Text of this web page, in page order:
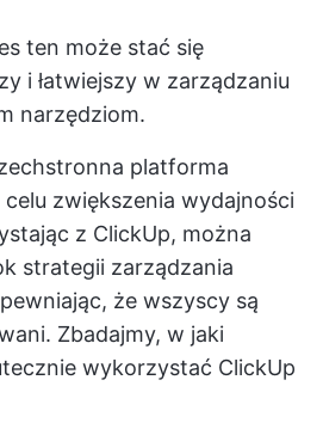
ten może stać się
i łatwiejszy w zarządzaniu
narzędziom.
platforma
zwiększenia wydajności
z ClickUp, można
strategii zarządzania
że wszyscy są
Zbadajmy, w jaki
wykorzystać ClickUp